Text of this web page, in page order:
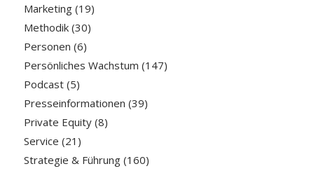
Marketing(19)
Methodik(30)
Personen (6)
Persönliches Wachstum (147)
Podcast(5)
Presseinformationen (39)
Private Equity(8)
Service (21)
Strategie & Führung(160)